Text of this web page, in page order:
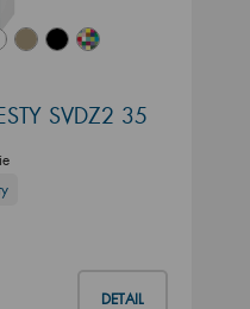
SVDZ2 35
DETAIL